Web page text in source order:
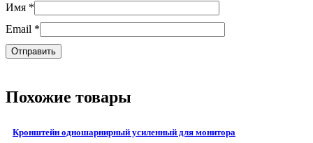
Имя *
Email *
Похожие товары
Кронштейн одношарнирный усиленный для монитора